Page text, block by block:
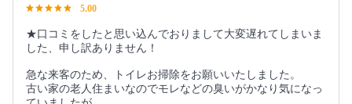
5.00
★口コミをしたと思い込んでおりまして大変遅れてしまいま
した、申し訳ありません！
急な来客のため、トイレお掃除をお願いいたしました。
古い家の老人住まいなのでモレなどの臭いがかなり気になっ